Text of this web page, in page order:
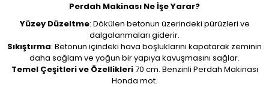
Perdah Makinası Ne İşe Yarar?
Yüzey Düzeltme: Dökülen betonun üzerindeki pürüzleri ve
dalgalanmaları giderir.
Sıkıştırma: Betonun içindeki hava boşluklarını kapatarak zeminin
daha sağlam ve yoğun bir yapıya kavuşmasını sağlar.
Temel Çeşitleri ve Özellikleri70 cm. Benzinli Perdah Makinası
Honda mot.